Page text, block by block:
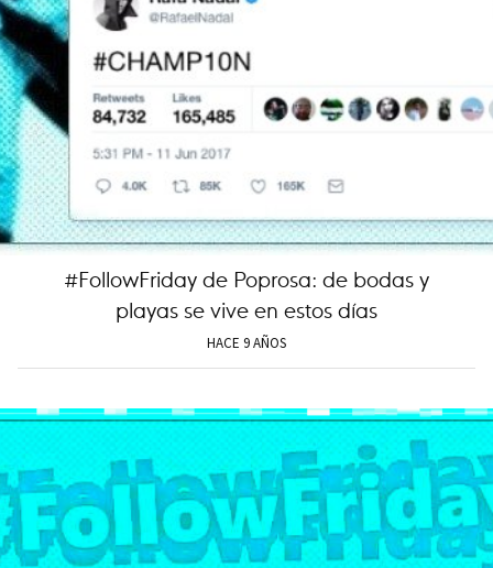
#FollowFriday de Poprosa: de bodas y
playas se vive en estos días
HACE 9 AÑOS